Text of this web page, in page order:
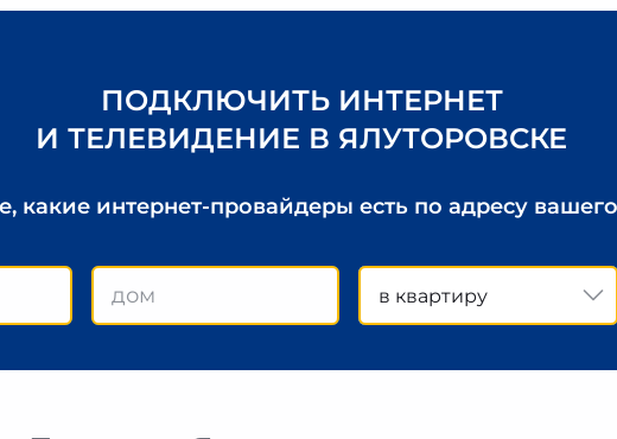
ПОДКЛЮЧИТЬ ИНТЕРНЕТ
И ТЕЛЕВИДЕНИЕ В ЯЛУТОРОВСКЕ
какие интернет-провайдеры есть по адресу
в квартиру